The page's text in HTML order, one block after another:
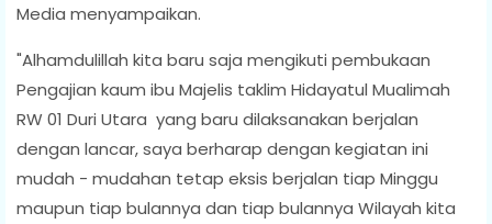
Media menyampaikan.
"Alhamdulillah kita baru saja mengikuti pembukaan
Pengajian kaum ibu Majelis taklim Hidayatul Mualimah
RW 01 Duri Utara yang baru dilaksanakan berjalan
dengan lancar, saya berharap dengan kegiatan ini
mudah - mudahan tetap eksis berjalan tiap Minggu
maupun tiap bulannya dan tiap bulannya Wilayah kita